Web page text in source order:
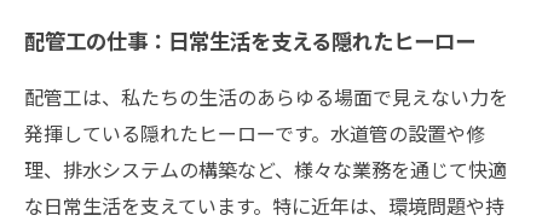
成長の実感：配管工としてのキャリアを築く方
法
新しい材料と技術で変わる配管工の世界
配管工という職業の未来と新たな挑戦への道筋
配管工の仕事：日常生活を支える隠れたヒーロー
配管工は、私たちの生活のあらゆる場面で見えない力を
発揮している隠れたヒーローです。水道管の設置や修
理、排水システムの構築など、様々な業務を通じて快適
な日常生活を支えています。特に近年は、環境問題や持